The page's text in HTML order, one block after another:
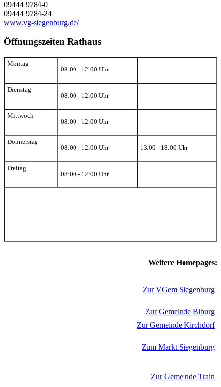
09444 9784-0
09444 9784-24
www.vg-siegenburg.de/
Öffnungszeiten Rathaus
Montag
08:00 - 12:00 Uhr
Dienstag
08:00 - 12:00 Uhr
Mittwoch
08:00 - 12:00 Uhr
Donnerstag
08:00 - 12:00 Uhr
13:00 - 18:00 Uhr
Freitag
08:00 - 12:00 Uhr
Weitere Homepages:
Zur VGem Siegenburg
Zur Gemeinde Biburg
Zur Gemeinde Kirchdorf
Zum Markt Siegenburg
Zur Gemeinde Train